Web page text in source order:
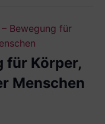
– Bewegung für
für Körper,
Menschen